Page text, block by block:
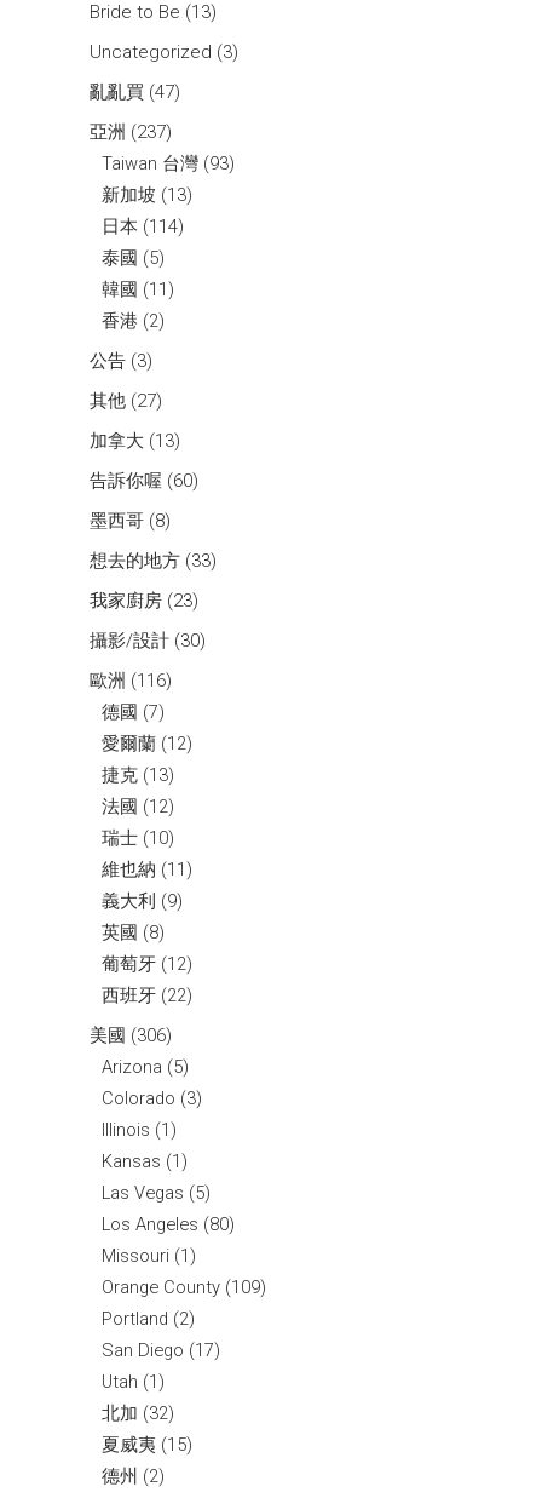
Bride to Be (13)
Uncategorized (3)
亂亂買 (47)
亞洲 (237)
Taiwan 台灣 (93)
新加坡 (13)
日本 (114)
泰國 (5)
韓國 (11)
香港 (2)
公告 (3)
其他 (27)
加拿大 (13)
告訴你喔 (60)
墨西哥 (8)
想去的地方 (33)
我家廚房 (23)
攝影/設計 (30)
歐洲 (116)
德國 (7)
愛爾蘭 (12)
捷克 (13)
法國 (12)
瑞士 (10)
維也納 (11)
義大利 (9)
英國 (8)
葡萄牙 (12)
西班牙 (22)
美國 (306)
Arizona (5)
Colorado (3)
Illinois (1)
Kansas (1)
Las Vegas (5)
Los Angeles (80)
Missouri (1)
Orange County (109)
Portland (2)
San Diego (17)
Utah (1)
北加 (32)
夏威夷 (15)
德州 (2)